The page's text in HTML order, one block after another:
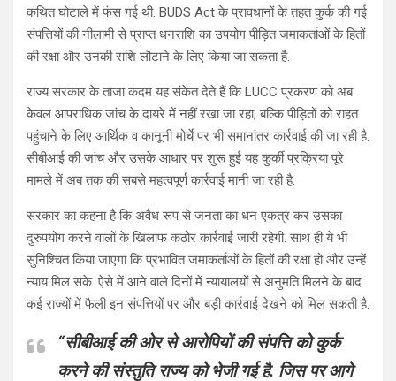
कथित घोटाले में फंस गई थी. BUDS Act के प्रावधानों के तहत कुर्क की गई
संपत्तियों की नीलामी से प्राप्त धनराशि का उपयोग पीड़ित जमाकर्ताओं के हितों
की रक्षा और उनकी राशि लौटाने के लिए किया जा सकता है.
राज्य सरकार के ताजा कदम यह संकेत देते हैं कि LUCC प्रकरण को अब
केवल आपराधिक जांच के दायरे में नहीं रखा जा रहा, बल्कि पीड़ितों को राहत
पहुंचाने के लिए आर्थिक व कानूनी मोर्चे पर भी समानांतर कार्रवाई की जा रही है.
सीबीआई की जांच और उसके आधार पर शुरू हुई यह कुर्की प्रक्रिया पूरे
मामले में अब तक की सबसे महत्वपूर्ण कार्रवाई मानी जा रही है.
सरकार का कहना है कि अवैध रूप से जनता का धन एकत्र कर उसका
दुरुपयोग करने वालों के खिलाफ कठोर कार्रवाई जारी रहेगी. साथ ही ये भी
सुनिश्चित किया जाएगा कि प्रभावित जमाकर्ताओं के हितों की रक्षा हो और उन्हें
न्याय मिल सके. ऐसे में आने वाले दिनों में न्यायालयों से अनुमति मिलने के बाद
कई राज्यों में फैली इन संपत्तियों पर और बड़ी कार्रवाई देखने को मिल सकती है.
“सीबीआई की ओर से आरोपियों की संपत्ति को कुर्क
करने की संस्तुति राज्य को भेजी गई है. जिस पर आगे